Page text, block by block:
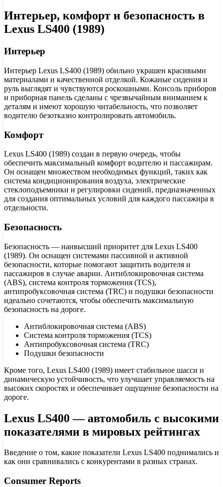
Интерьер, комфорт и безопасность в
Lexus LS400 (1989)
Интерьер
Интерьер Lexus LS400 (1989) обильно украшен красивыми
материалами и качественной отделкой. Кожаные сидения и
руль выглядят и чувствуются роскошными. Консоль приборов
и приборная панель сделаны с чрезвычайным вниманием к
деталям и имеют хорошую читабельность, что позволяет
водителю безотказно контролировать автомобиль.
Комфорт
Lexus LS400 (1989) создан в первую очередь, чтобы
обеспечить максимальный комфорт водителю и пассажирам.
Он оснащен множеством необходимых функций, таких как
система кондиционирования воздуха, электрические
стеклоподъемники и регулировки сидений, предназначенных
для создания оптимальных условий для каждого пассажира в
отдельности.
Безопасность
Безопасность — наивысший приоритет для Lexus LS400
(1989). Он оснащен системами пассивной и активной
безопасности, которые помогают защитить водителя и
пассажиров в случае аварии. Антиблокировочная система
(ABS), система контроля торможения (TCS),
антипробуксовочная система (TRC) и подушки безопасности
идеально сочетаются, чтобы обеспечить максимальную
безопасность на дороге.
Антиблокировочная система (ABS)
Система контроля торможения (TCS)
Антипробуксовочная система (TRC)
Подушки безопасности
Кроме того, Lexus LS400 (1989) имеет стабильное шасси и
динамическую устойчивость, что улучшает управляемость на
высоких скоростях и обеспечивает ощущение безопасности на
дороге.
Lexus LS400 — автомобиль с высокими
показателями в мировых рейтингах
Введение о том, какие показатели Lexus LS400 поднимались и
как они сравнивались с конкурентами в разных странах.
Consumer Reports